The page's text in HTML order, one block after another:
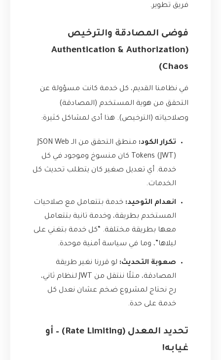
فريق تطوير.
فوضى المصادقة والترخيص
(Authentication & Authorization
Chaos)
في نظامنا القديم، كل خدمة كانت مسؤولة عن
التحقق من هوية المستخدم (المصادقة)
وصلاحياته (الترخيص). هذا أدى لمشاكل كثيرة:
تكرار الكود:
منطق التحقق من الـ JSON Web
Tokens (JWT) كان منسوخ وموجود في كل
خدمة. أي تعديل صغير كان يتطلب تحديث كل
الخدمات.
انعدام التوحيد: خدمة بتتعامل مع صلاحيات
المستخدم بطريقة، وخدمة تانية بتتعامل
معها بطريقة مختلفة. “كل خدمة بتغني على
ليلاها”، وما في سياسة أمنية موحدة.
صعوبة التحديث: لو قررنا نغير طريقة
المصادقة، مثلًا ننتقل من JWT لنظام ثاني،
رح نحتاج لمشروع ضخم عشان نعدل كل
خدمة على حدة.
تحديد المعدل (Rate Limiting) – أو
غيابه!